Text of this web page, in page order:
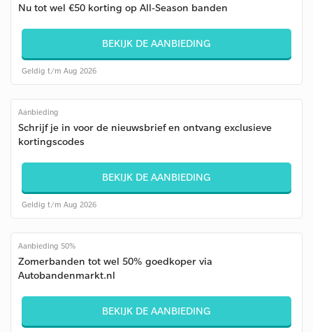
Nu tot wel €50 korting op All-Season banden
BEKIJK DE AANBIEDING
Geldig t/m Aug 2026
Aanbieding
Schrijf je in voor de nieuwsbrief en ontvang exclusieve
kortingscodes
BEKIJK DE AANBIEDING
Geldig t/m Aug 2026
Aanbieding 50%
Zomerbanden tot wel 50% goedkoper via
Autobandenmarkt.nl
BEKIJK DE AANBIEDING